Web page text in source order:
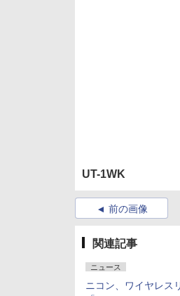
UT-1WK
前の画像
関連記事
ニュース
ニコン、ワイヤレス